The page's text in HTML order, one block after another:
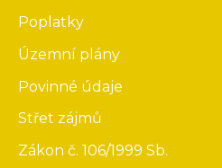
Poplatky
Územní plány
Povinné údaje
Střet zájmů
Zákon č. 106/1999 Sb.